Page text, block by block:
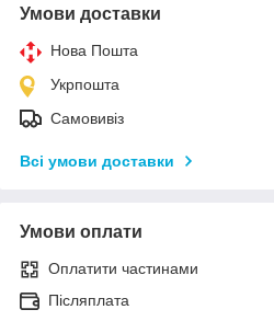
Умови доставки
Нова Пошта
Укрпошта
Самовивіз
Всі умови доставки
Умови оплати
Оплатити частинами
Післяплата